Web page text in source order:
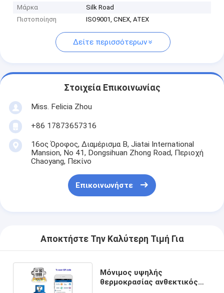
Μάρκα
Silk Road
Πιστοποίηση
ISO9001, CNEX, ATEX
Δείτε περισσότερων
Στοιχεία Επικοινωνίας
Miss. Felicia Zhou
+86 17873657316
16ος Όροφος, Διαμέρισμα Β, Jiatai International
Mansion, No 41, Dongsihuan Zhong Road, Περιοχή
Chaoyang, Πεκίνο
Επικοινωνήστε
Αποκτήστε Την Καλύτερη Τιμή Για
Μόνιμος υψηλής
θερμοκρασίας ανθεκτικός